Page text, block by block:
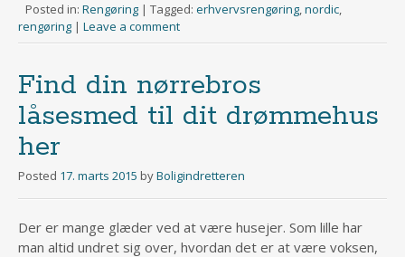
Posted in: Rengøring | Tagged: erhvervsrengøring,nordic,
rengøring | Leave a comment
Find din nørrebros
låsesmed til dit drømmehus
her
Posted 17. marts 2015 byBoligindretteren
Der er mange glæder ved at være husejer. Som lille har
man altid undret sig over, hvordan det er at være voksen,